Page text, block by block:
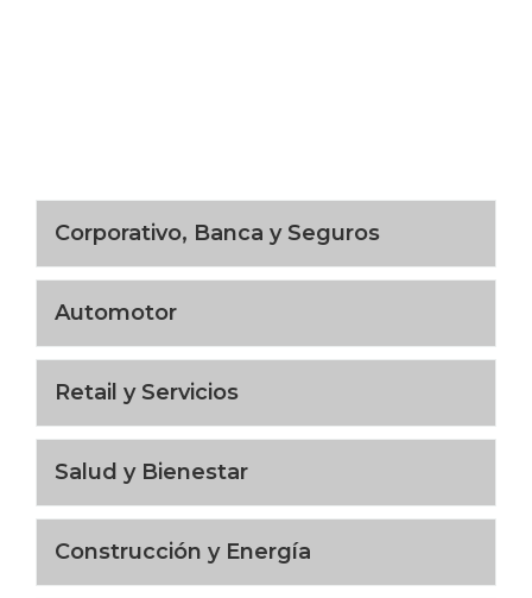
Corporativo, Banca y Seguros
Automotor
Retail y Servicios
Salud y Bienestar
Construcción y Energía